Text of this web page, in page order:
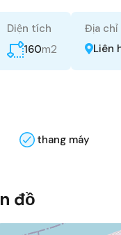
Diện tích
160m2
Địa chỉ
Liên
thang máy
đồ